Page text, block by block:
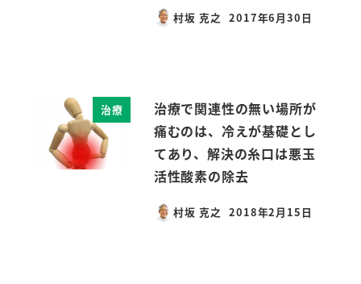
村坂 克之
投稿日
2017年6月30日
治療
治療で関連性の無い場所が
痛むのは、冷えが基礎とし
てあり、解決の糸口は悪玉
活性酸素の除去
村坂 克之
投稿日
2018年2月15日